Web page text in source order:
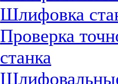
Шлифовка
Проверка
станка